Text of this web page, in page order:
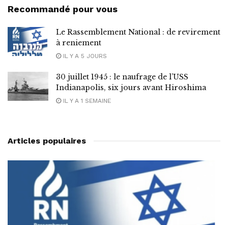
Recommandé pour vous
Le Rassemblement National : de revirement
à reniement
IL Y A 5 JOURS
30 juillet 1945 : le naufrage de l’USS
Indianapolis, six jours avant Hiroshima
IL Y A 1 SEMAINE
Articles populaires